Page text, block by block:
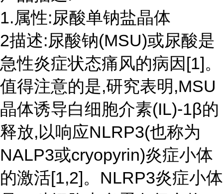
1.属性:尿酸单钠盐晶体
2描述:尿酸钠(MSU)或尿酸是
急性炎症状态痛风的病因[1]。
值得注意的是,研究表明,MSU
晶体诱导白细胞介素(IL)-1β的
释放,以响应NLRP3(也称为
NALP3或cryopyrin)炎症小体
的激活[1,2]。NLRP3炎症小体